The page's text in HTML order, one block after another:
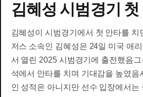
김혜성 시범경기
김혜성이 시범경기에서 첫 안타를 치
저스 소속인 김혜성은 24일 미국 애
서 열린 2025 시범경기에 출전했음
석에서 안타를 치며 기대감을 높였음
인 성적은 아니지만 선수 입장에서